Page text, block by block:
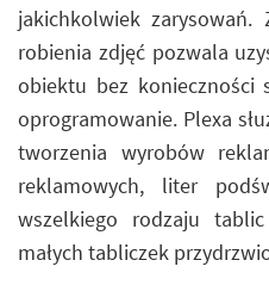
jakichkolwiek
robienia zdjęć pozwala
obiektu bez konieczności
oprogramowanie. Plexa
tworzenia wyrobów
reklamowych, liter
wszelkiego rodzaju
małych tabliczek